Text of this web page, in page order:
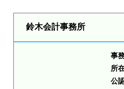
鈴木会計事務所
事
所
公